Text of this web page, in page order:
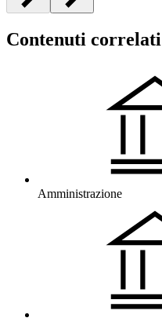
Contenuti correlati
Amministrazione